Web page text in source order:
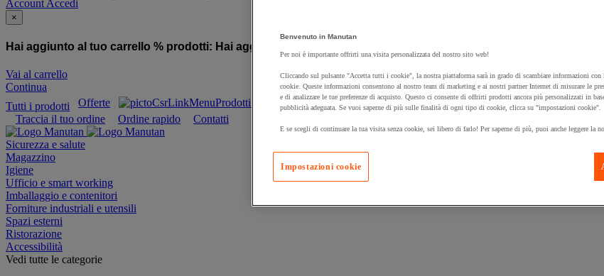
Account Accedi
×
Hai aggiunto al tuo carrello % prodotti: Hai aggiunto al tuo carrello un prodotto:
Vai al carrello
Continua
Tutti i prodotti
Offerte Prodotti sostenibili Manutan Expert
Prodotti
Traccia il tuo ordine
Ordine rapido Contatti
Sicurezza e salute
Magazzino
Igiene
Ufficio e smart working
Imballaggio e contenitori
Forniture industriali e utensili
Spazi esterni
Ristorazione
Accessibilità
Vedi tutte le categorie
Benvenuto in Manutan
Per noi è importante offrirti una visita personalizzata del nostro sito web!
Cliccando sul pulsante "Accetta tutti i cookie", la nostra piattaforma sarà in grado di scambiare informazioni con
cookie. Queste informazioni consentono al nostro team di marketing e ai nostri partner Internet di misurare le
e di analizzare le tue preferenze di acquisto. Questo ci consente di offrirti prodotti ancora più personalizzati in
pubblicità adeguata. Se vuoi saperne di più sulle finalità di ogni tipo di cookie, clicca su "impostazioni cookie".
E se scegli di continuare la tua visita senza cookie, sei libero di farlo! Per saperne di più, puoi anche leggere la
Impostazioni cookie